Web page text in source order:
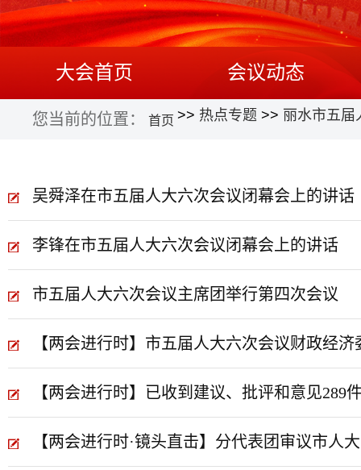
大会首页 会议动态
您当前的位置： 首页 >> 热点专题 >> 丽水市五届
吴舜泽在市五届人大六次会议闭幕会上的讲话
李锋在市五届人大六次会议闭幕会上的讲话
市五届人大六次会议主席团举行第四次会议
【两会进行时】市五届人大六次会议财政经
【两会进行时】已收到建议、批评和意见
【两会进行时·镜头直击】分代表团审议市人